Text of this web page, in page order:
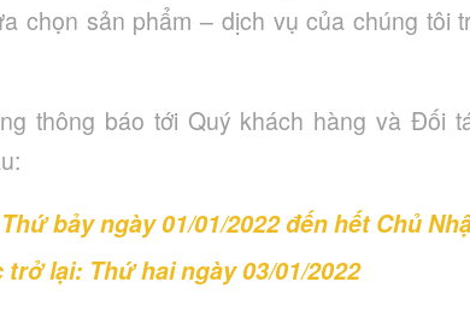
chọn sản phẩm – dịch vụ của chúng tôi
thông báo tới Quý khách hàng và Đối
bảy ngày 01/01/2022 đến hết Chủ
trở lại: Thứ hai ngày 03/01/2022